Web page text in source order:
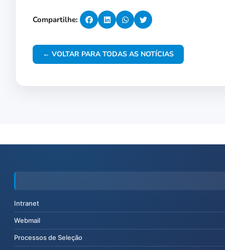
Compartilhe:
← VOLTAR PARA TODAS AS NOTÍCIAS
Intranet
Webmail
Processos de Seleção